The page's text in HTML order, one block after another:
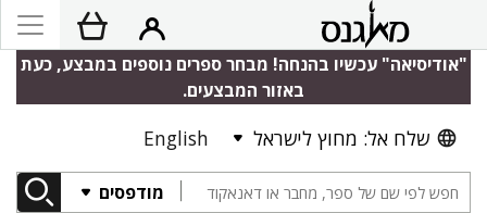
"אודיסיאה" עכשיו בהנחה! מבחר ספרים נוספים במבצע, כעת
באזור המבצעים.
שלח אל: מחוץ לישראל English
מודפסים